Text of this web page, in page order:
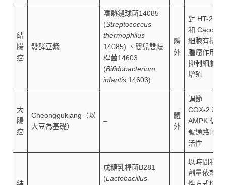
結
腸
癌
發酵豆漿
嗜熱鏈球菌14085
(Streptococcus
thermophilus
14085) 、嬰兒雙歧
桿菌14603
(Bifidobacterium
infantis 14603)
體
外
對 HT-29
和 Caco-2
細胞有抗
腫瘤作用/
抑制細胞
增殖
大
腸
癌
Cheonggukjang（以
大豆為基礎）
–
體
外
調節
COX-2 和
AMPK 信
號通路的
活性
戊糖乳桿菌B281
(Lactobacillus
以時間和
劑量依賴